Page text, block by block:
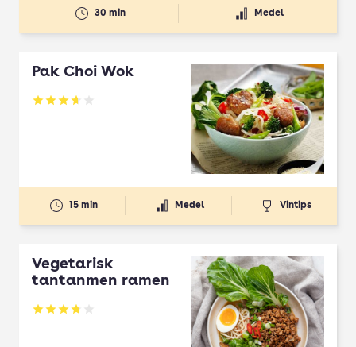
30 min Medel
Pak Choi Wok
Betyg: 3.68 av 5
15 min Medel Vintips
Vegetarisk
tantanmen ramen
Betyg: 3.69 av 5